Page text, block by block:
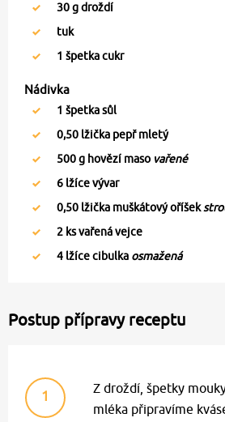
30g droždí
tuk
1 špetka cukr
Nádivka
1 špetka sůl
0,50 lžička pepř mletý
500g hovězí maso vařené
6 lžíce vývar
0,50 lžička muškátový oříšek
2 ks vařená vejce
4 lžíce cibulka osmažená
Postup přípravy receptu
1
Z droždí, špetky
mléka připravíme